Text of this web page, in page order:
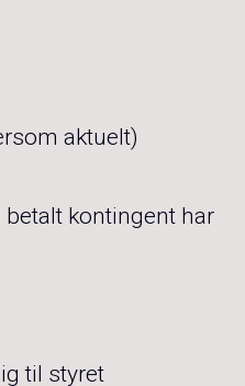
aktuelt)
kontingent har
til styret